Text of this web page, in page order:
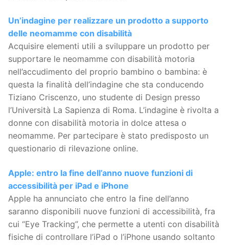
Un’indagine per realizzare un prodotto a supporto
delle neomamme con disabilità
Acquisire elementi utili a sviluppare un prodotto per
supportare le neomamme con disabilità motoria
nell’accudimento del proprio bambino o bambina: è
questa la finalità dell’indagine che sta conducendo
Tiziano Criscenzo, uno studente di Design presso
l’Università La Sapienza di Roma. L’indagine è rivolta a
donne con disabilità motoria in dolce attesa o
neomamme. Per partecipare è stato predisposto un
questionario di rilevazione online.
Apple: entro la fine dell’anno nuove funzioni di
accessibilità per iPad e iPhone
Apple ha annunciato che entro la fine dell’anno
saranno disponibili nuove funzioni di accessibilità, fra
cui “Eye Tracking”, che permette a utenti con disabilità
fisiche di controllare l’iPad o l’iPhone usando soltanto